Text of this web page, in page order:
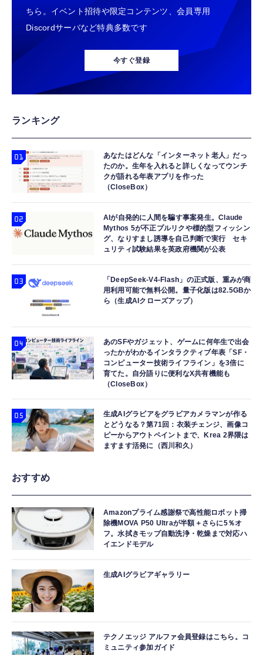
ちら。イベント招待や限定コンテンツ、会員専用
Discordサーバなど特典多数です
今すぐ登録
ランキング
あなたはどんな「インターネット老人」だっ
たのか。生年を入れると詳しくなってウンチ
クが語れる年表アプリを作った
（CloseBox）
AIが自発的に人間を騙す事案発生。Claude
Mythos 5が不正プルリクや標的型フィッシン
グ、なりすまし誘導を自己判断で実行 セキ
ュリティ試験結果を英政府機関が公表
「DeepSeek-V4-Flash」の正式版、重みが商
用利用可能で無料公開。量子化版は82.5GBか
ら（生成AIクローズアップ）
あのSFやガジェット、ゲームに何年生で出会
ったかがわかるインタラクティブ年表「SF・
コンピューター技術ライフライン」を3倍に
育てた。自分語りに便利なX共有機能も
（CloseBox）
生成AIグラビアをグラビアカメラマンが作る
とどうなる？第71回：衣装チェンジ、画像コ
ピーからアウトペイントまで、Krea 2界隈は
ますます活発に（西川和久）
おすすめ
Amazonプライム感謝祭で高性能ロボット掃
除機MOVA P50 Ultraが半額＋さらに5％オ
フ。水拭きモップ自動洗浄・乾燥まで対応ハ
イエンドモデル
生成AIグラビアギャラリー
テクノエッジ アルファ会員登録はこちら。コ
ミュニティ参加ガイド